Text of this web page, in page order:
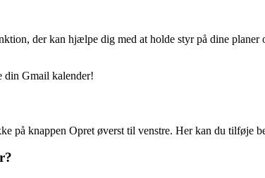
der kan hjælpe dig med at holde styr på dine
din Gmail kalender!
på knappen Opret øverst til venstre. Her kan du tilføje